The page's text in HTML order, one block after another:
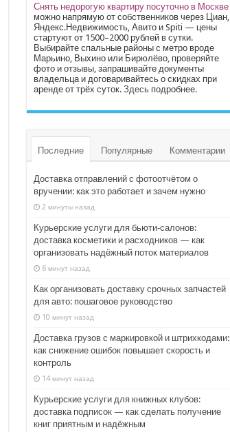
Снять недорогую квартиру посуточно в Москве
можно напрямую от собственников через Циан,
Яндекс.Недвижимость, Авито и Spiti — цены
стартуют от 1500–2000 рублей в сутки.
Выбирайте спальные районы с метро вроде
Марьино, Выхино или Бирюлёво, проверяйте
фото и отзывы, запрашивайте документы
владельца и договаривайтесь о скидках при
аренде от трёх суток. Здесьподробнее.
Последние Популярные Комментарии
Доставка отправлений с фотоотчётом о
вручении: как это работает и зачем нужно
2 минуты назад
Курьерские услуги для бьюти‑салонов:
доставка косметики и расходников — как
организовать надёжный поток материалов
6 минут назад
Как организовать доставку срочных запчастей
для авто: пошаговое руководство
10 минут назад
Доставка грузов с маркировкой и штрихкодами:
как снижение ошибок повышает скорость и
контроль
14 минут назад
Курьерские услуги для книжных клубов:
доставка подписок — как сделать получение
книг приятным и надёжным